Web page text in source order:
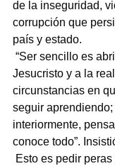
de la inseguridad,
corrupción que
país y estado.
“Ser sencillo es
Jesucristo y a la
circunstancias en
seguir
interiormente,
conoce todo”.
Esto es pedir